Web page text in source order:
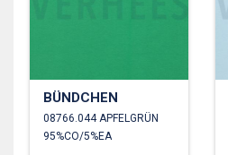
BÜNDCHEN
08766.044 APFELGRÜN
95%CO/5%EA